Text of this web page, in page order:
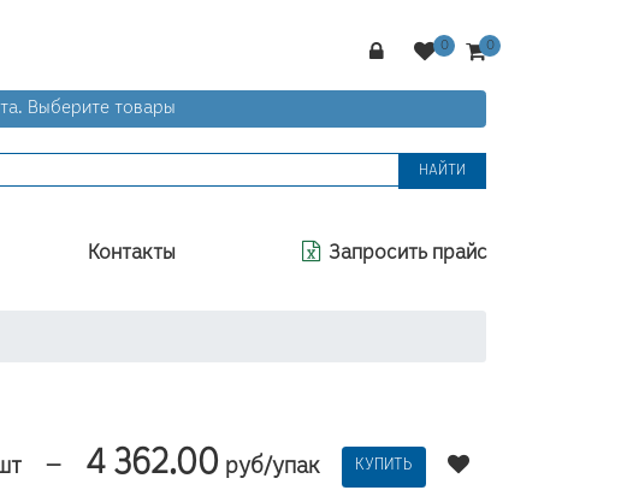
Выберите товары
НАЙТИ
Контакты Запросить прайс
— 4 362.00 руб/упак КУПИТЬ